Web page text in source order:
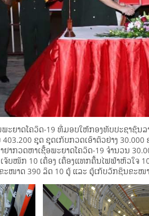
ຍາດໂຄວິດ-19 ທີ່ມອບໃຫ້ກອງທັບປະຊາຊົນລ
ຊຸດ ຊຸດເກັບກວດເອົາຕົວຢ່າງ
ຢາກວດຫາເຊື້ອພະຍາດໂຄວິດ-19 ຈໍານວນ
ຈັບໜັກ 10 ເຄື່ອງ ເຄື່ອງແທກຄື້ນໄຟຟ້າຫົວໃຈ
ໜາດ 390 ລິດ 10 ຕູ້ ແລະ ຕູ້ເກັບວັກຊິນຂະໜ